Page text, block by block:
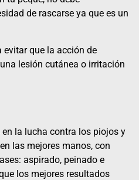
de rascarse ya que es un
que la acción de
lesión cutánea o irritación
la lucha contra los piojos y
las mejores manos, con
aspirado, peinado e
los mejores resultados